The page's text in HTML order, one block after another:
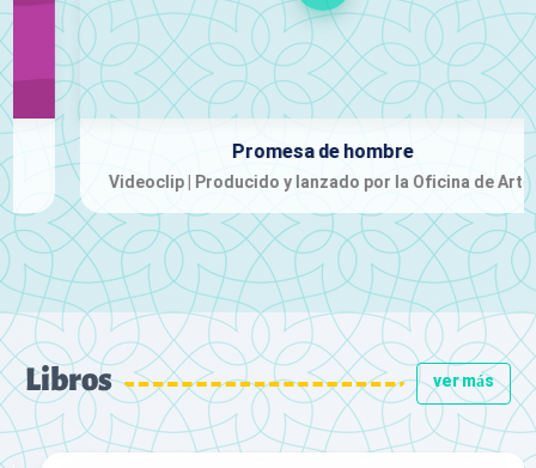
Promesa de hombre
Videoclip | Producido y lanzado por la Oficina de Arte;
Libros ver más